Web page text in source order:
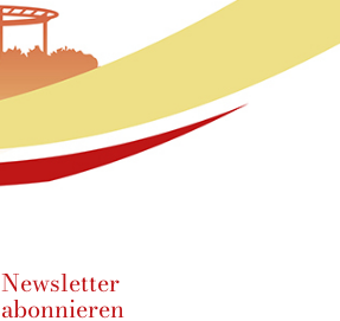
Newsletter
abonnieren